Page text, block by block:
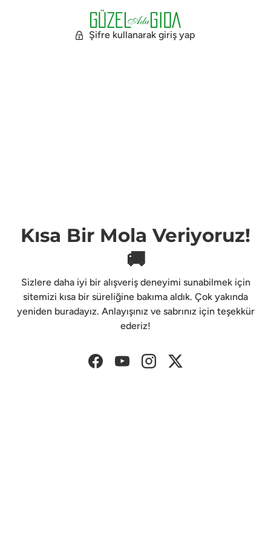
Şifre kullanarak giriş yap
Kısa Bir Mola Veriyoruz!
🚚
Sizlere daha iyi bir alışveriş deneyimi sunabilmek için
sitemizi kısa bir süreliğine bakıma aldık. Çok yakında
yeniden buradayız. Anlayışınız ve sabrınız için teşekkür
ederiz!
FacebookYouTubeInstagramTwitter